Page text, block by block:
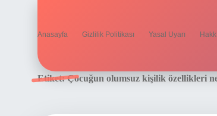
Anasayfa Gizlilik Politikası Yasal Uyarı
Etiket:Çocuğun olumsuz kişilik özellikleri